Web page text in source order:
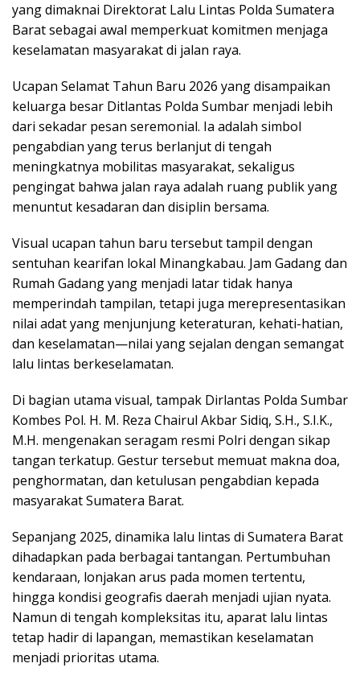
yang dimaknai Direktorat Lalu Lintas Polda Sumatera
Barat sebagai awal memperkuat komitmen menjaga
keselamatan masyarakat di jalan raya.
Ucapan Selamat Tahun Baru 2026 yang disampaikan
keluarga besar Ditlantas Polda Sumbar menjadi lebih
dari sekadar pesan seremonial. Ia adalah simbol
pengabdian yang terus berlanjut di tengah
meningkatnya mobilitas masyarakat, sekaligus
pengingat bahwa jalan raya adalah ruang publik yang
menuntut kesadaran dan disiplin bersama.
Visual ucapan tahun baru tersebut tampil dengan
sentuhan kearifan lokal Minangkabau. Jam Gadang dan
Rumah Gadang yang menjadi latar tidak hanya
memperindah tampilan, tetapi juga merepresentasikan
nilai adat yang menjunjung keteraturan, kehati-hatian,
dan keselamatan—nilai yang sejalan dengan semangat
lalu lintas berkeselamatan.
Di bagian utama visual, tampak Dirlantas Polda Sumbar
Kombes Pol. H. M. Reza Chairul Akbar Sidiq, S.H., S.I.K.,
M.H. mengenakan seragam resmi Polri dengan sikap
tangan terkatup. Gestur tersebut memuat makna doa,
penghormatan, dan ketulusan pengabdian kepada
masyarakat Sumatera Barat.
Sepanjang 2025, dinamika lalu lintas di Sumatera Barat
dihadapkan pada berbagai tantangan. Pertumbuhan
kendaraan, lonjakan arus pada momen tertentu,
hingga kondisi geografis daerah menjadi ujian nyata.
Namun di tengah kompleksitas itu, aparat lalu lintas
tetap hadir di lapangan, memastikan keselamatan
menjadi prioritas utama.